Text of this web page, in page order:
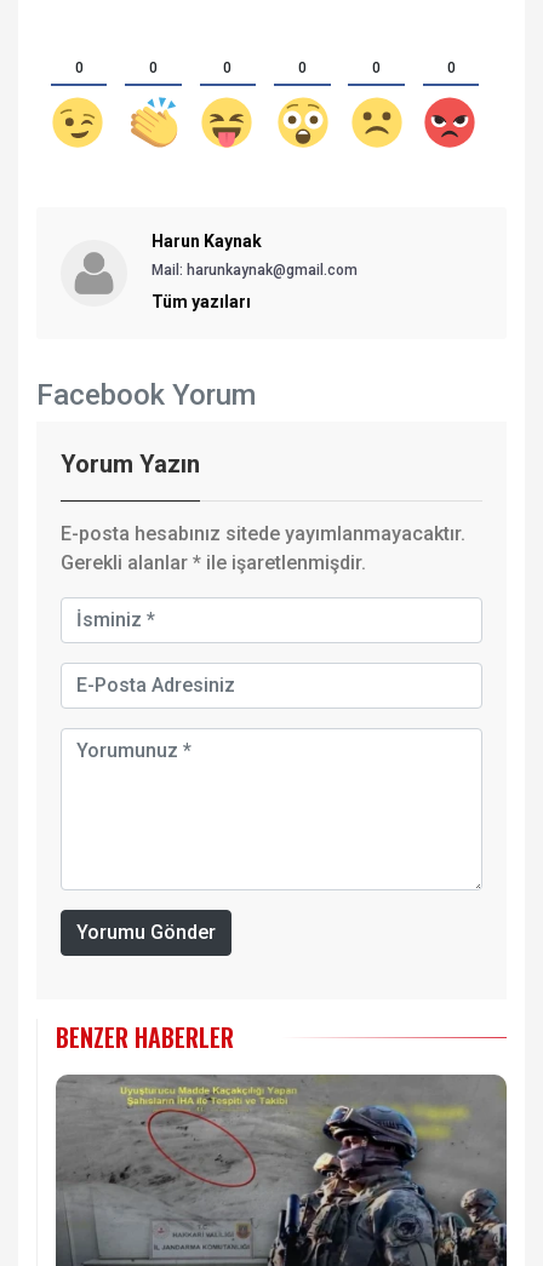
0 0 0 0 0 0
Harun Kaynak
Mail: harunkaynak@gmail.com
Tüm yazıları
Facebook Yorum
Yorum Yazın
E-posta hesabınız sitede yayımlanmayacaktır.
Gerekli alanlar * ile işaretlenmişdir.
Yorumu Gönder
BENZER HABERLER